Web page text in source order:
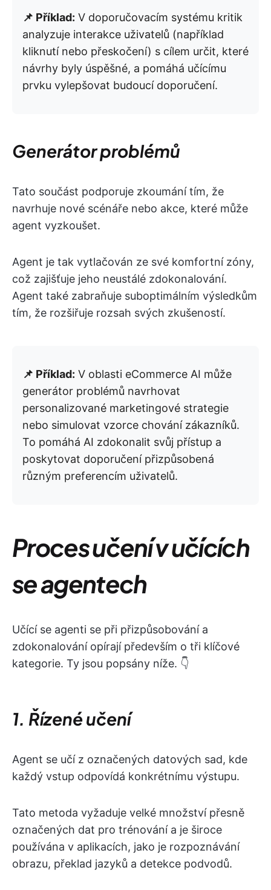
📌 Příklad: V doporučovacím systému kritik
analyzuje interakce uživatelů (například
kliknutí nebo přeskočení) s cílem určit, které
návrhy byly úspěšné, a pomáhá učícímu
prvku vylepšovat budoucí doporučení.
Generátor problémů
Tato součást podporuje zkoumání tím, že
navrhuje nové scénáře nebo akce, které může
agent vyzkoušet.
Agent je tak vytlačován ze své komfortní zóny,
což zajišťuje jeho neustálé zdokonalování.
Agent také zabraňuje suboptimálním výsledkům
tím, že rozšiřuje rozsah svých zkušeností.
📌 Příklad: V oblasti eCommerce AI může
generátor problémů navrhovat
personalizované marketingové strategie
nebo simulovat vzorce chování zákazníků.
To pomáhá AI zdokonalit svůj přístup a
poskytovat doporučení přizpůsobená
různým preferencím uživatelů.
Proces učení v učících
se agentech
Učící se agenti se při přizpůsobování a
zdokonalování opírají především o tři klíčové
kategorie. Ty jsou popsány níže. 👇
1. Řízené učení
Agent se učí z označených datových sad, kde
každý vstup odpovídá konkrétnímu výstupu.
Tato metoda vyžaduje velké množství přesně
označených dat pro trénování a je široce
používána v aplikacích, jako je rozpoznávání
obrazu, překlad jazyků a detekce podvodů.